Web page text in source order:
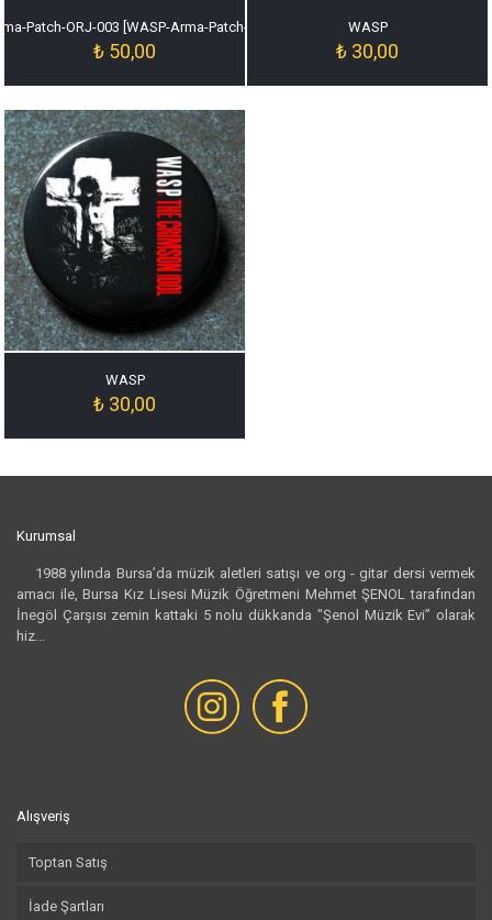
Patch-ORJ-003 [WASP-Arma-Patch-ORJ-003]
₺ 50,00
WASP
₺ 30,00
WASP
₺ 30,00
Kurumsal
1988 yılında Bursa’da müzik aletleri satışı ve org - gitar dersi vermek
amacı ile, Bursa Kız Lisesi Müzik Öğretmeni Mehmet ŞENOL tarafından
İnegöl Çarşısı zemin kattaki 5 nolu dükkanda "Şenol Müzik Evi” olarak
hiz...
Alışveriş
Toptan Satış
İade Şartları